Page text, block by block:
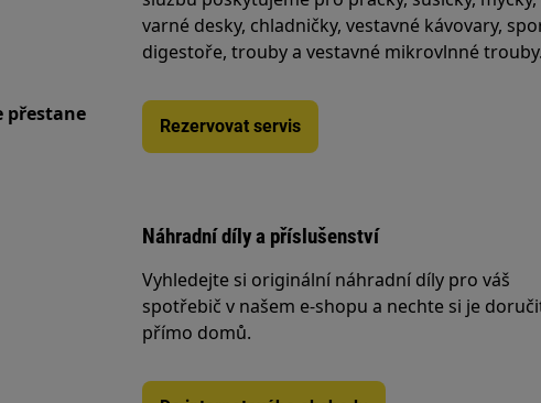
přestane
varné desky, chladničky, vestavné kávovary,
digestoře, trouby a vestavné mikrovlnné trouby.
Rezervovat servis
Náhradní díly a příslušenství
Vyhledejte si originální náhradní díly pro váš
spotřebič v našem e-shopu a nechte si je
přímo domů.